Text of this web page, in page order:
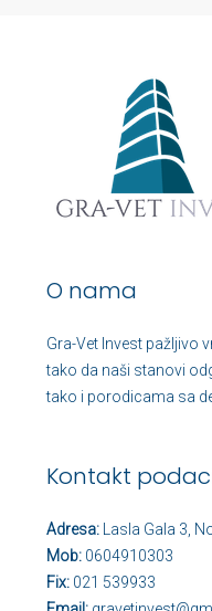
O nama
Gra-Vet Invest pažljivo
tako da naši stanovi
tako i porodicama sa
Kontakt
Adresa: Lasla Gala 3,
Mob: 0604910303
Fix: 021 539933